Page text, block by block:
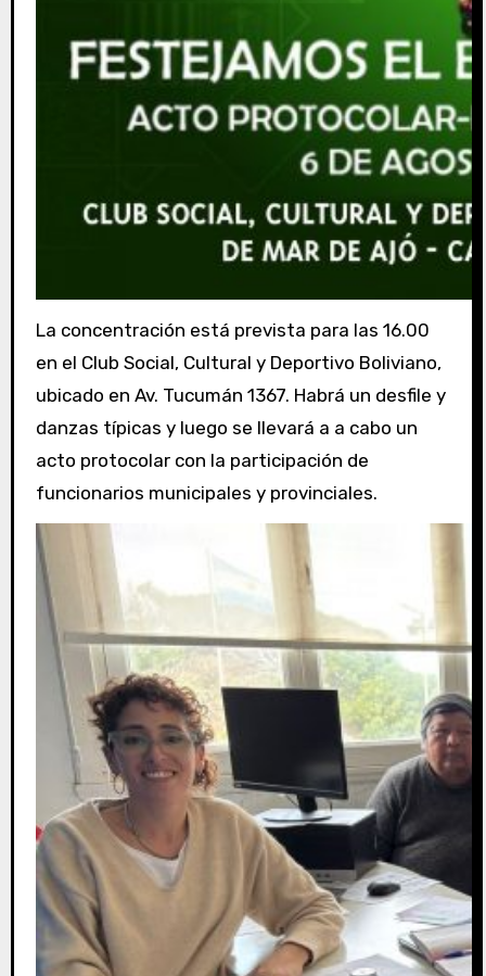
La concentración está prevista para las 16.00
en el Club Social, Cultural y Deportivo Boliviano,
ubicado en Av. Tucumán 1367. Habrá un desfile y
danzas típicas y luego se llevará a a cabo un
acto protocolar con la participación de
funcionarios municipales y provinciales.